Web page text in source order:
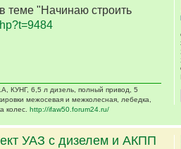
теме "Начинаю строить
КУНГ, 6,5 л дизель, полный привод, 5
межосевая и межколесная, лебедка,
колес. http://ifaw50.forum24.ru/
УАЗ с дизелем и АКПП